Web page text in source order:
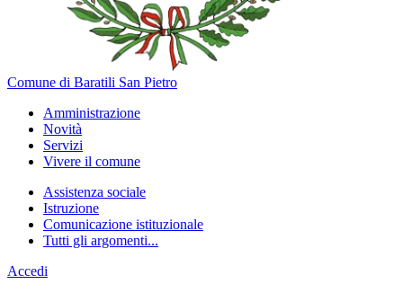
Comune di Baratili San Pietro
Amministrazione
Novità
Servizi
Vivere il comune
Assistenza sociale
Istruzione
Comunicazione istituzionale
Tutti gli argomenti...
Accedi